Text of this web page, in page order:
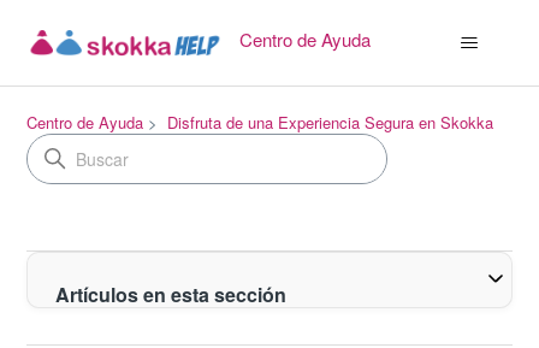
Centro de Ayuda
Centro de Ayuda Disfruta de una Experiencia Segura en Skokka
Artículos en esta sección